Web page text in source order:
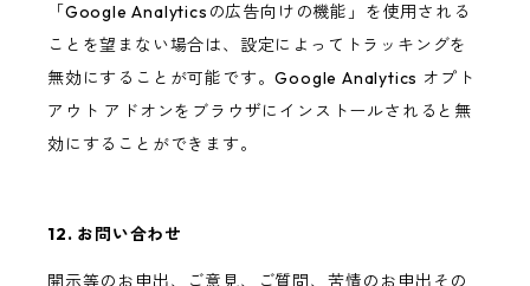
「Google Analyticsの広告向けの機能」を使用される
ことを望まない場合は、設定によってトラッキングを
無効にすることが可能です。Google Analytics オプト
アウト アドオンをブラウザにインストールされると無
効にすることができます。
12. お問い合わせ
開示等のお申出、ご意見、ご質問、苦情のお申出その